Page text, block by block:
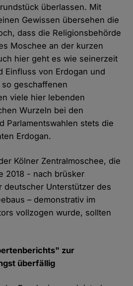
überlassen. Mit
Gewissen übersehen die
dass die Religionsbehörde
Moschee an der kurzen
hier geht es wie seinerzeit
Einfluss von Erdogan und
so geschaffenen
viele hier lebenden
Wurzeln bei den
Parlamentswahlen stets die
Erdogan.
Kölner Zentralmoschee, die
2018 - nach brüsker
deutscher Unterstützer des
– demonstrativ im
vollzogen wurde, sollten
zur
überfällig